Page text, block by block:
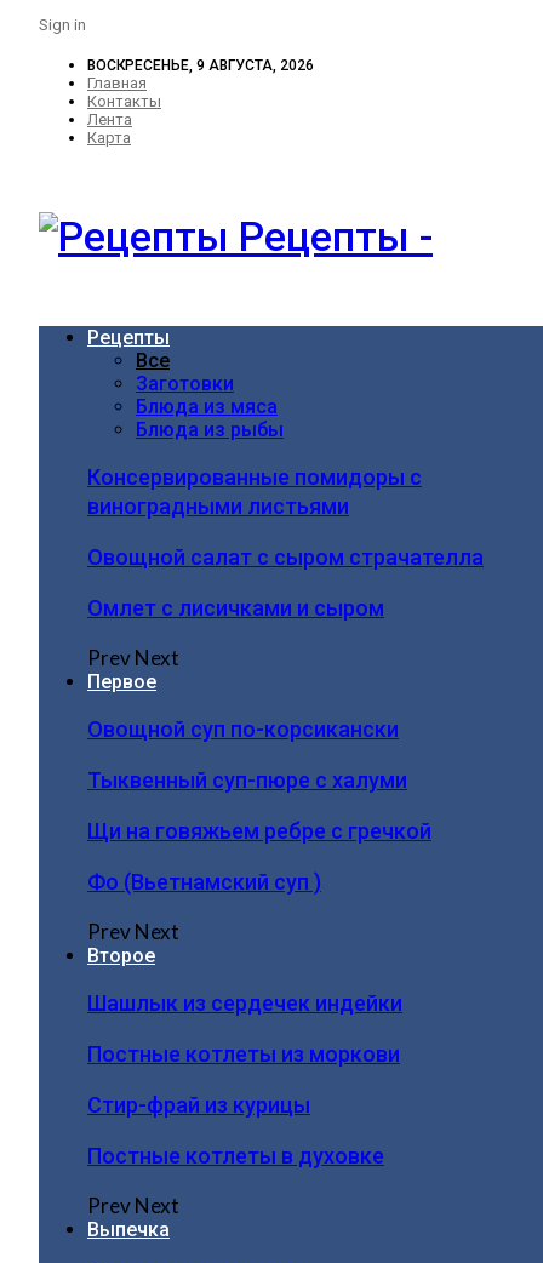
Sign in
ВОСКРЕСЕНЬЕ, 9 АВГУСТА, 2026
Главная
Контакты
Лента
Карта
Рецепты -
Рецепты
Все
Заготовки
Блюда из мяса
Блюда из рыбы
Консервированные помидоры с
виноградными листьями
Овощной салат с сыром страчателла
Омлет с лисичками и сыром
PrevNext
Первое
Овощной суп по-корсикански
Тыквенный суп-пюре с халуми
Щи на говяжьем ребре с гречкой
Фо (Вьетнамский суп )
PrevNext
Второе
Шашлык из сердечек индейки
Постные котлеты из моркови
Стир-фрай из курицы
Постные котлеты в духовке
PrevNext
Выпечка